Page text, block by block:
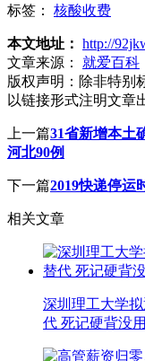
标签： 核酸收费
本文地址： http://
文章来源：
就爱百科
版权声明： 除非特别
以链接形式注明文章
上一篇31省新增本土
河北90例
下一篇2019快递停运
相关文章
深圳理工大学
代 死记硬背没用